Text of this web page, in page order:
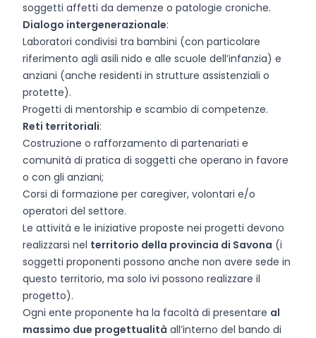
soggetti affetti da demenze o patologie croniche.
Dialogo intergenerazionale:
Laboratori condivisi tra bambini (con particolare
riferimento agli asili nido e alle scuole dell’infanzia) e
anziani (anche residenti in strutture assistenziali o
protette).
Progetti di mentorship e scambio di competenze.
Reti territoriali:
Costruzione o rafforzamento di partenariati e
comunità di pratica di soggetti che operano in favore
o con gli anziani;
Corsi di formazione per caregiver, volontari e/o
operatori del settore.
Le attività e le iniziative proposte nei progetti devono
realizzarsi nel territorio della provincia di Savona (i
soggetti proponenti possono anche non avere sede in
questo territorio, ma solo ivi possono realizzare il
progetto).
Ogni ente proponente ha la facoltà di presentare al
massimo due progettualità all’interno del bando di